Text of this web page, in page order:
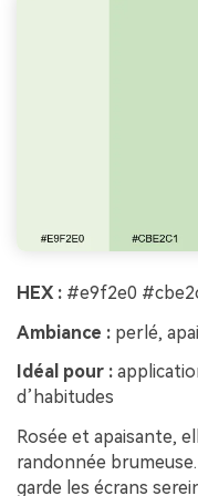
HEX : #e9f2e0
Ambiance : perlé,
Idéal pour :
d’habitudes
Rosée et apaisante,
randonnée
garde les écrans